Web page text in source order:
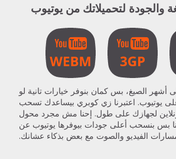
والجودة لتحميلاتك من يوتيوب
أشهر الصيغ، بس كمان بنوفر خيارات تانية لو
يوتيوب. اعتبرنا زي كوبري بيساعدك تسحب
لجهازك على طول. إحنا مش مجرد محول
بس بنسحب أعلى جودات بيوفرها يوتيوب عن
الفيديو والصوت مع بعض بذكاء عشانك.